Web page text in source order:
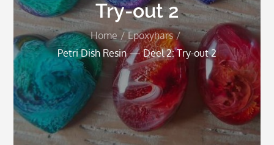
Try-out 2
Home
Epoxyhars
Petri Dish Resin — Deel 2: Try-out 2